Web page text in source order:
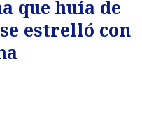
que huía de
estrelló con